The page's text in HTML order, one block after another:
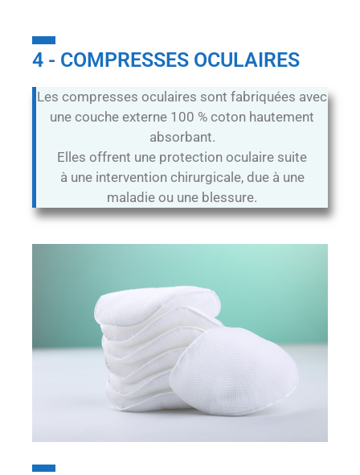
4 - COMPRESSES OCULAIRES
Les compresses oculaires sont fabriquées avec
une couche externe 100 % coton hautement
absorbant.
Elles offrent une protection oculaire suite
à une intervention chirurgicale, due à une
maladie ou une blessure.